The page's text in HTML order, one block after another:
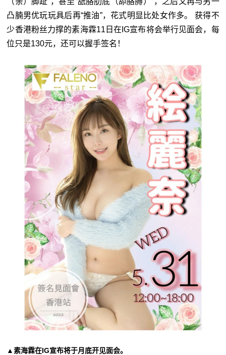
凸腩男优玩玩具后再“推油”，花式明显比处女作多。 获得不
少香港粉丝力撑的素海霖11日在IG宣布将会举行见面会，每
位只是130元，还可以握手签名！
▲素海霖在IG宣布将于月底开见面会。